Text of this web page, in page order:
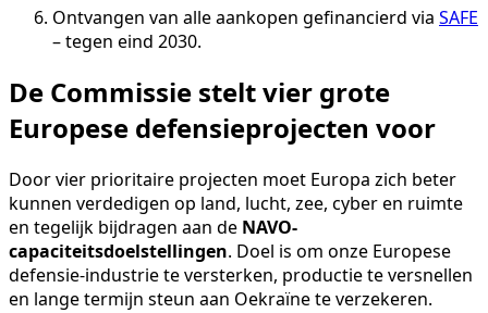
Ontvangen van alle aankopen gefinancierd via SAFE
– tegen eind 2030.
De Commissie stelt vier grote
Europese defensieprojecten voor
Door vier prioritaire projecten moet Europa zich beter
kunnen verdedigen op land, lucht, zee, cyber en ruimte
en tegelijk bijdragen aan de NAVO-
capaciteitsdoelstellingen. Doel is om onze Europese
defensie-industrie te versterken, productie te versnellen
en lange termijn steun aan Oekraïne te verzekeren.